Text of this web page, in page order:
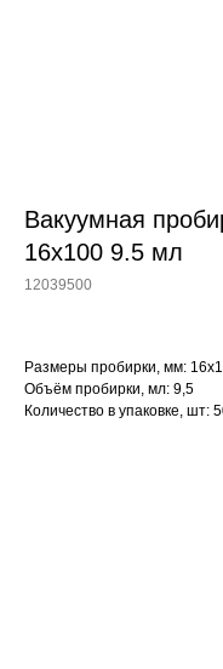
Вакуумная
16x100 9.5 мл
12039500
Размеры пробирки, мм:
Объём пробирки, мл: 9,5
Количество в упаковке, шт: